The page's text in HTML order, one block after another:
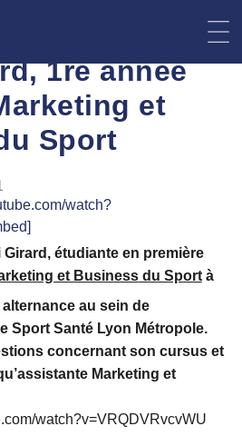
étudiant :
1re année
et
Sport
watch?
étudiante en première
et Businessdu Sportà
alternance au sein de
Sport Santé Lyon Métropole.
concernant son cursus et
Marketing et
watch?v=VRQDVRvcvWU